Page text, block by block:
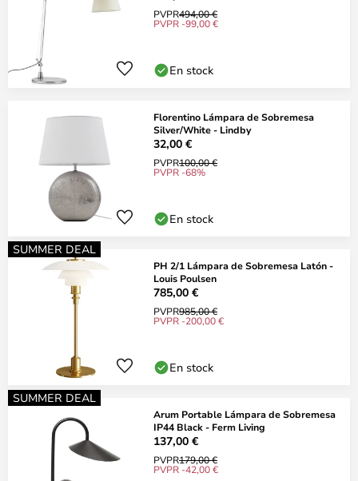
PVPR494,00 €
PVPR -99,00 €
En stock
Florentino Lámpara de Sobremesa
Silver/White - Lindby
32,00 €
PVPR100,00 €
PVPR -68%
En stock
SUMMER DEAL
PH 2/1 Lámpara de Sobremesa Latón -
Louis Poulsen
785,00 €
PVPR985,00 €
PVPR -200,00 €
En stock
SUMMER DEAL
Arum Portable Lámpara de Sobremesa
IP44 Black - Ferm Living
137,00 €
PVPR179,00 €
PVPR -42,00 €